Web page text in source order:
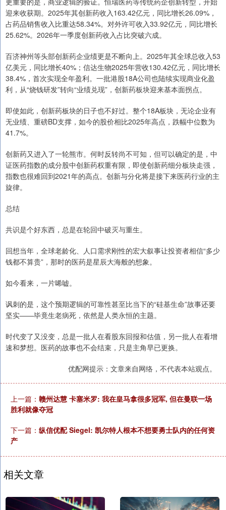
迎来收获期。2025年其创新药收入163.42亿元，同比增长26.09%，
占药品销售收入比重达58.34%。对外许可收入33.92亿元，同比增长
25.62%。2026年一季度创新药收入占比突破六成。
百济神州等头部创新药企业绩更是不断向上。2025年其全球总收入53
亿美元，同比增长40%；信达生物2025年营收130.42亿元，同比增长
38.4%，首次实现全年盈利。一批港股18A公司也陆续实现商业化盈
利，从“烧钱研发”转向“业绩兑现”，创新药板块迎来基本面拐点。
即使如此，创新药板块的日子也不好过。整个18A板块，无论企业有
无业绩、重磅BD支撑，如今的股价相比2025年高点，跌幅中位数为
41.7%。
创新药又进入了一轮熊市。何时反转尚不可知，但可以确定的是，中
证医药指数的成分股中创新药权重有限，即使创新药细分板块走强，
指数也很难回到2021年的高点。创新与分化将是接下来医药行业的主
旋律。
总结
共识是个好东西，总是在轮回中破灭与重生。
回想当年，全球老龄化、人口需求刚性的宏大叙事让投资者相信“多少
钱都不算贵”，那时的医药是星辰大海般的想象。
如今看来，一片唏嘘。
讽刺的是，这个预期逻辑的可靠性甚至比当下的“硅基生命”故事还要
坚实——毕竟生老病死，依然是人类永恒的主题。
时代变了又没变，总是一批人在看股东回报和估值，另一批人在看增
速和梦想。医药的故事也不会结束，只是主角早已更换。
优配网提示：文章来自网络，不代表本站观点。
上一篇： 赣州达慧 卡塞米罗: 我在皇马拿很多冠军, 但在曼联一场
胜利就像夺冠
下一篇： 纵信优配 Siegel: 凯尔特人根本不想要勇士队内的任何资
产
相关文章